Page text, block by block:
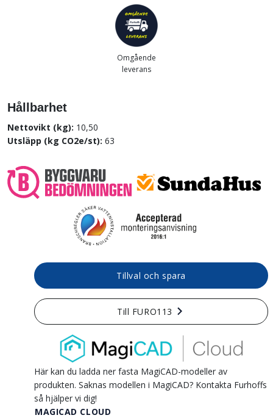
Omgående
leverans
Hållbarhet
Nettovikt (kg): 10,50
Utsläpp (kg CO2e/st): 63
Tillval och spara
Till FURO113
Här kan du ladda ner fasta MagiCAD-modeller av
produkten. Saknas modellen i MagiCAD? Kontakta Furhoffs
så hjälper vi dig!
MAGICAD CLOUD